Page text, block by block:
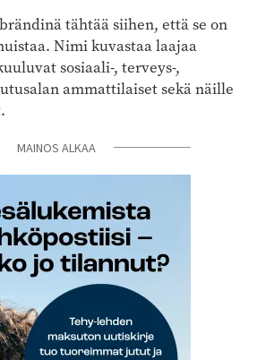
tähtää siihen, että se on
Nimi kuvastaa laajaa
sosiaali-, terveys-,
ammattilaiset sekä näille
MAINOS ALKAA